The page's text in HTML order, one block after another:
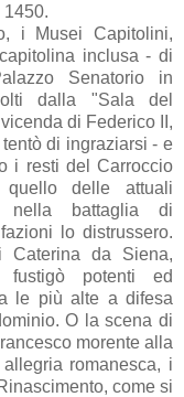
i Musei Capitolini,
inclusa - di
Senatorio in
dalla "Sala del
di Federico II,
di ingraziarsi - e
i resti del Carroccio
delle attuali
nella battaglia di
lo distrussero.
Caterina da Siena,
potenti ed
le più alte a difesa
O la scena di
morente alla
romanesca, i
come si